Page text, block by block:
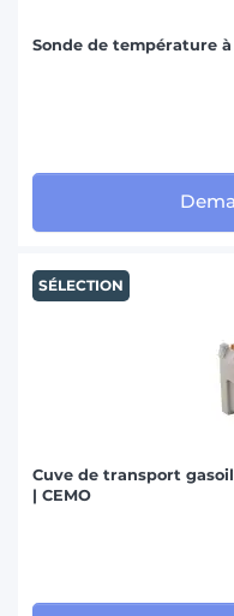
Sonde de température à
SÉLECTION
Cuve de transport
| CEMO